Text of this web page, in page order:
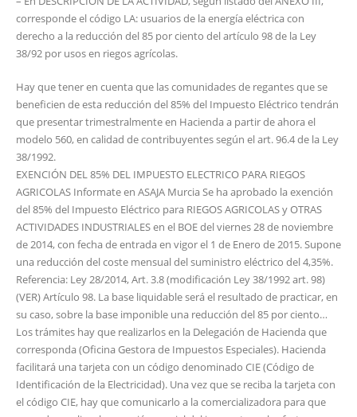
corresponde el código LA: usuarios de la energía eléctrica con
derecho a la reducción del 85 por ciento del artículo 98 de la Ley
38/92 por usos en riegos agrícolas.
Hay que tener en cuenta que las comunidades de regantes que se
beneficien de esta reducción del 85% del Impuesto Eléctrico tendrán
que presentar trimestralmente en Hacienda a partir de ahora el
modelo 560, en calidad de contribuyentes según el art. 96.4 de la Ley
38/1992.
EXENCIÓN DEL 85% DEL IMPUESTO ELECTRICO PARA RIEGOS
AGRICOLAS Informate en ASAJA Murcia Se ha aprobado la exención
del 85% del Impuesto Eléctrico para RIEGOS AGRICOLAS y OTRAS
ACTIVIDADES INDUSTRIALES en el BOE del viernes 28 de noviembre
de 2014, con fecha de entrada en vigor el 1 de Enero de 2015. Supone
una reducción del coste mensual del suministro eléctrico del 4,35%.
Referencia: Ley 28/2014, Art. 3.8 (modificación Ley 38/1992 art. 98)
(VER) Artículo 98. La base liquidable será el resultado de practicar, en
su caso, sobre la base imponible una reducción del 85 por ciento…
Los trámites hay que realizarlos en la Delegación de Hacienda que
corresponda (Oficina Gestora de Impuestos Especiales). Hacienda
facilitará una tarjeta con un código denominado CIE (Código de
Identificación de la Electricidad). Una vez que se reciba la tarjeta con
el código CIE, hay que comunicarlo a la comercializadora para que